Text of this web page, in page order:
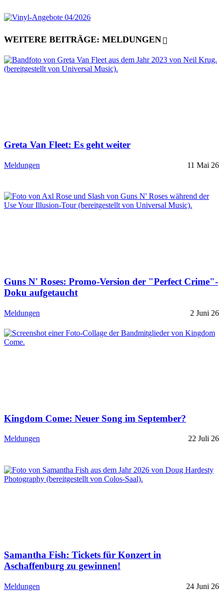
WEITERE BEITRÄGE: MELDUNGEN
Greta Van Fleet: Es geht weiter
Meldungen 11 Mai 26
Guns N' Roses: Promo-Version der "Perfect Crime"-
Doku aufgetaucht
Meldungen 2 Juni 26
Kingdom Come: Neuer Song im September?
Meldungen 22 Juli 26
Samantha Fish: Tickets für Konzert in
Aschaffenburg zu gewinnen!
Meldungen 24 Juni 26